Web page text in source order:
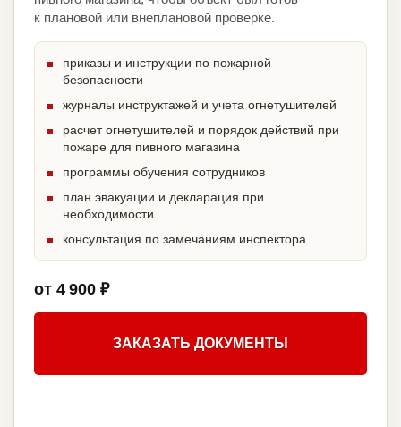
к плановой или внеплановой проверке.
приказы и инструкции по пожарной
безопасности
журналы инструктажей и учета огнетушителей
расчет огнетушителей и порядок действий при
пожаре для пивного магазина
программы обучения сотрудников
план эвакуации и декларация при
необходимости
консультация по замечаниям инспектора
от 4 900 ₽
ЗАКАЗАТЬ ДОКУМЕНТЫ